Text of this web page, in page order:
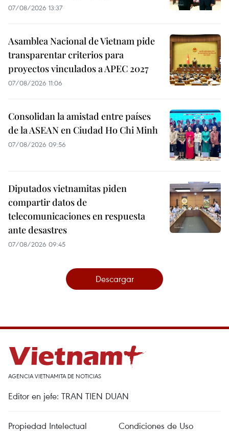
07/08/2026 13:37
Asamblea Nacional de Vietnam pide
transparentar criterios para
proyectos vinculados a APEC 2027
07/08/2026 11:06
Consolidan la amistad entre países
de la ASEAN en Ciudad Ho Chi Minh
07/08/2026 09:56
Diputados vietnamitas piden
compartir datos de
telecomunicaciones en respuesta
ante desastres
07/08/2026 09:45
Descargar
AGENCIA VIETNAMITA DE NOTICIAS
Editor en jefe: TRAN TIEN DUAN
Propiedad Intelectual Condiciones de Uso